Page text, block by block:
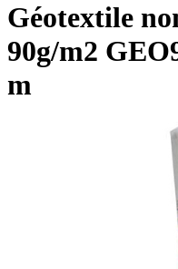
Géotextile
90g/m2
m